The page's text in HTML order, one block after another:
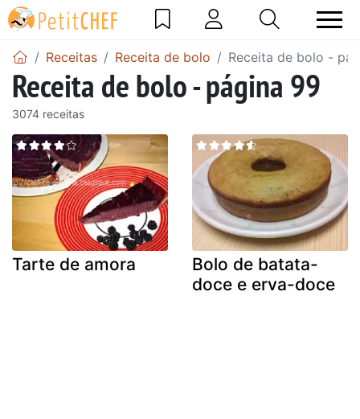
Receitas Receita de bolo Receita de bolo -
Receita de bolo - página 99
3074 receitas
Tarte de amora
Bolo de batata-
doce e erva-doce